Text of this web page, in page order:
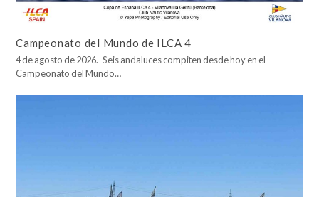
Campeonato del Mundo de ILCA 4
4 de agosto de 2026.- Seis andaluces compiten desde hoy en el
Campeonato del Mundo…